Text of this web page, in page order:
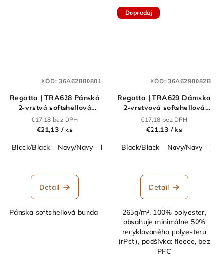
Regatta | TRA628 Pánská
2-vrstvá softshellová
bunda "Ablaze"_36.A628
€17,18 bez DPH
€21,13 / ks
Black/Black
Navy/Navy black/classic red navy/french blue
Detail
Pánska softshellová bunda
KÓD:36A62880801
Dopredaj
Regatta | TRA629 Dámska
2-vrstvová softshellová
bunda "Ablaze"_36.A629
€17,18 bez DPH
€21,13 / ks
Black/Black
Navy/Navy
Detail
265g/m², 100% polyester,
obsahuje minimálne 50%
recyklovaného polyesteru
(rPet), podšívka: fleece, bez
PFC
KÓD:36A6298082B